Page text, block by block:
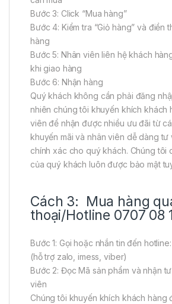
Bước 3: Click “Mua hàng”
Bước 4: Kiểm tra “Giỏ hàng” và điền
hàng
Bước 5: Nhân viên liên hệ khách
khi giao hàng
Bước 6: Nhận hàng
Quý khách không cần phải đăng
nhiên chúng tôi khuyến khích khách
viên để nhận được nhiều ưu đãi từ
khuyến mãi và nhân viên dễ dàng tư
chính xác cho quý khách. Chúng tôi
của quý khách luôn được bảo mật
Cách 3: Mua hàng
thoại/Hotline 0707 08
Bước 1: Gọi hoặc nhắn tin đến
(hỗ trợ zalo, imess, viber)
Bước 2: Đọc Mã sản phẩm và nhận
viên
Chúng tôi khuyến khích khách hàng